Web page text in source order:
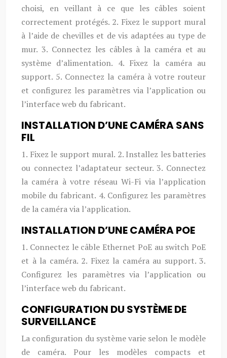
choisi, en veillant à ce que les câbles soient
correctement protégés. 2. Fixez le support mural
à l’aide de chevilles et de vis adaptées au type de
mur. 3. Connectez les câbles à la caméra et au
système d’alimentation. 4. Fixez la caméra au
support. 5. Connectez la caméra à votre routeur
et configurez les paramètres via l’application ou
l’interface web du fabricant.
INSTALLATION D’UNE CAMÉRA SANS
FIL
1. Fixez le support mural. 2. Installez les batteries
ou connectez l’adaptateur secteur. 3. Connectez
la caméra à votre réseau Wi-Fi via l’application
mobile du fabricant. 4. Configurez les paramètres
de la caméra via l’application.
INSTALLATION D’UNE CAMÉRA POE
1. Connectez le câble Ethernet PoE au switch PoE
et à la caméra. 2. Fixez la caméra au support. 3.
Configurez les paramètres via l’application ou
l’interface web du fabricant.
CONFIGURATION DU SYSTÈME DE
SURVEILLANCE
La configuration du système varie selon le modèle
de caméra. Pour les modèles compacts et